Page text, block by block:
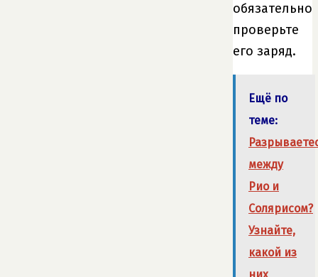
обязательно
проверьте
его заряд.
Ещё по
теме:
между
Рио и
Солярисом?
Узнайте,
какой из